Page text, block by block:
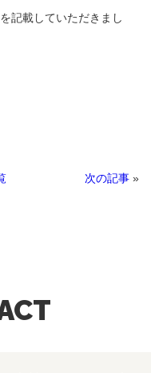
記載していただきまし
次の記事 »